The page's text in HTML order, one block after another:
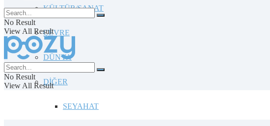
KÜLTÜR/SANAT
ÇEVRE
DÜNYA
DİĞER
SEYAHAT
No Result
View All Result
No Result
View All Result